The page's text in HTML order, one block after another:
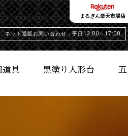
ネット通販お問い合わせ：平日13:00～17:00
道具 黒塗り人形台
まるぎん楽天市場店